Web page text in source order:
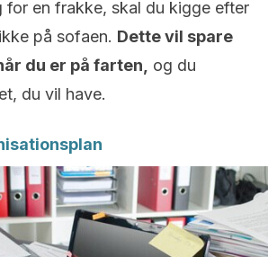
for en frakke, skal du kigge efter
på sofaen. Dette vil spare
du er på farten,
og du
du vil have.